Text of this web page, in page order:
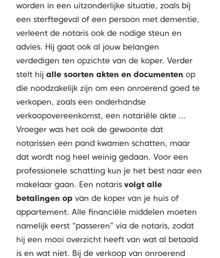
worden in een uitzonderlijke situatie, zoals bij
een sterftegeval of een persoon met dementie,
verleent de notaris ook de nodige steun en
advies. Hij gaat ook al jouw belangen
verdedigen ten opzichte van de koper. Verder
stelt hij alle soorten akten en documenten op
die noodzakelijk zijn om een onroerend goed te
verkopen, zoals een onderhandse
verkoopovereenkomst, een notariële akte …
Vroeger was het ook de gewoonte dat
notarissen een pand kwamen schatten, maar
dat wordt nog heel weinig gedaan. Voor een
professionele schatting kun je het best naar een
makelaar gaan. Een notaris volgt alle
betalingen op van de koper van je huis of
appartement. Alle financiële middelen moeten
namelijk eerst “passeren” via de notaris, zodat
hij een mooi overzicht heeft van wat al betaald
is en wat niet. Bij de verkoop van onroerend